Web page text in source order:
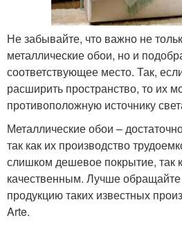
Не забывайте, что важно не
металлические обои, но и
соответствующее место. Так,
расширить пространство, то их
противоположную источнику
Металлические обои –
так как их производство
слишком дешевое покрытие, так
качественным. Лучше
продукцию таких известных
Arte.